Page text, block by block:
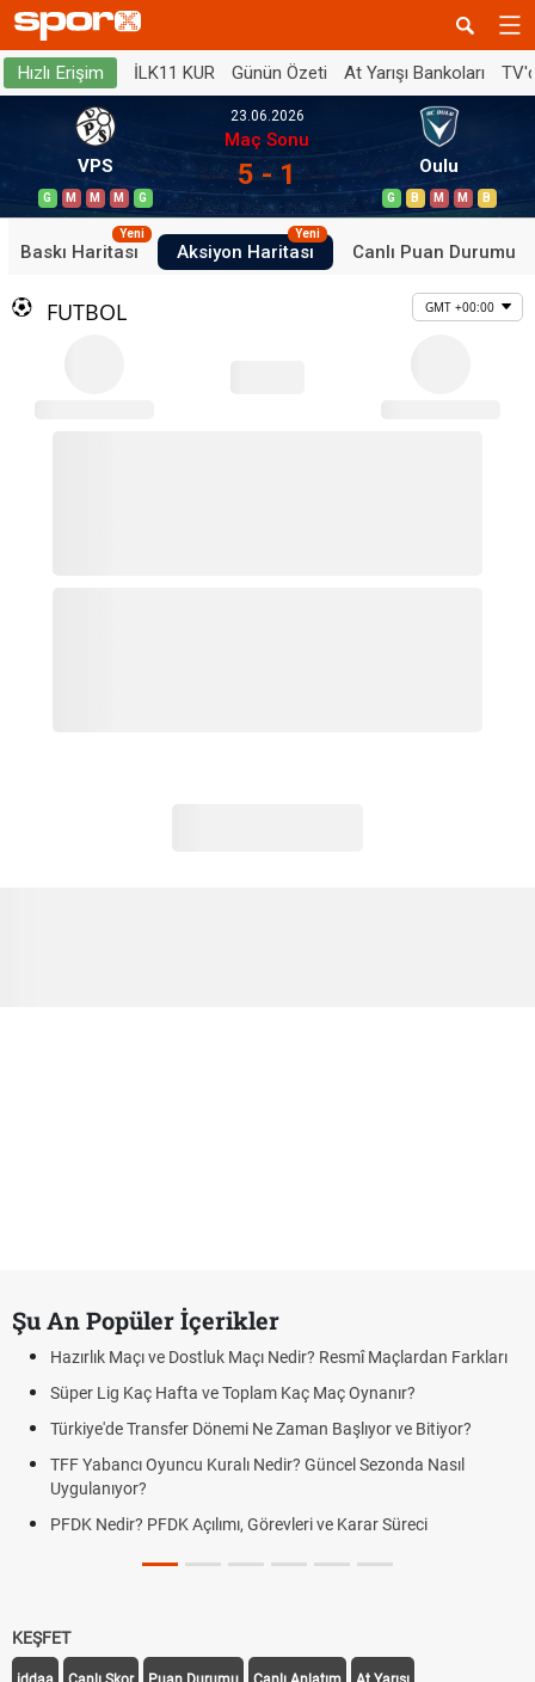
Hızlı Erişim İLK11 KUR Günün Özeti At Yarışı Bankoları
VPS
G M M M G
23.06.2026
Maç Sonu
5 - 1 Oulu
G B M M B
Baskı Haritası
Yeni
Aksiyon Haritası
Yeni
Canlı Puan Durumu
FUTBOL GMT +00:00
Şu An Popüler İçerikler
Hazırlık Maçı ve Dostluk Maçı Nedir? Resmî Maçlardan Farkları
Süper Lig Kaç Hafta ve Toplam Kaç Maç Oynanır?
Türkiye'de Transfer Dönemi Ne Zaman Başlıyor ve Bitiyor?
TFF Yabancı Oyuncu Kuralı Nedir? Güncel Sezonda Nasıl
Uygulanıyor?
PFDK Nedir? PFDK Açılımı, Görevleri ve Karar Süreci
KEŞFET